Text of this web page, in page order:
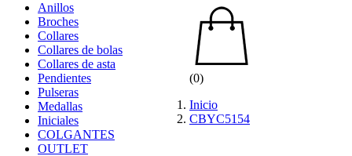
Anillos
Broches
Collares
Collares de bolas
Collares de asta
Pendientes
Pulseras
Medallas
Iniciales
COLGANTES
OUTLET
(0)
Inicio
CBYC5154